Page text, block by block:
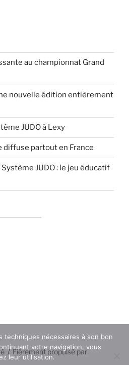
au championnat Grand
nouvelle édition entièrement
JUDO à Lexy
diffuse partout en France
JUDO : le jeu éducatif
Fièrement propulsé par
techniques nécessaires à son bon
votre navigation, vous
leur utilisation.